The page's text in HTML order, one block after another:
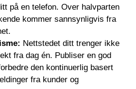
på en telefon. Over halvparten
kommer sannsynligvis fra
Nettstedet ditt trenger ikke
fra dag én. Publiser en god
den kontinuerlig basert
fra kunder og